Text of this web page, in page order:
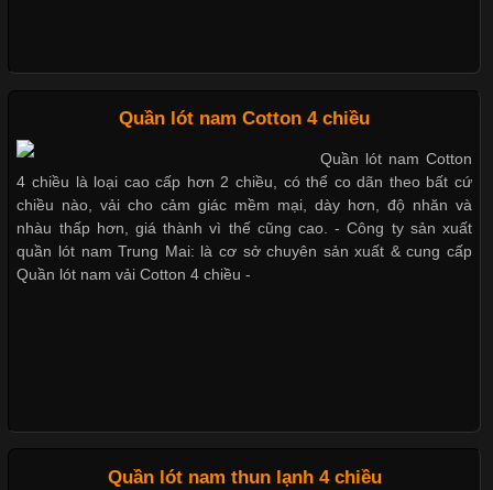
Chất Liệu Bamboo Xu Hướng Mới Trong Ngành Thời Trang
Cập nhật 2026-05-21 14:59:25
Trong những năm gần đây, vải Bamboo đang trở thành một
trong những chất liệu được yêu thích trong ngành thời trang
nhờ đặc tính mềm mại, thoáng khí và thân thiện với môi trường.
Không chỉ được ứng dụng trong quần áo thường ngày, loại vải
Cập nhật 2026-05-20 14:58:56
Xu hướng thời trang trẻ và quần lót nam giá sỉ
Giặt và bảo quản quần lót nam đúng cách
Những mẩu quần lót nam thông dụng hiện nay
Quần lót nam Cotton 4 chiều
Quần lót nam Cotton
4 chiều là loại cao cấp hơn 2 chiều, có thể co dãn theo bất cứ
chiều nào, vải cho cảm giác mềm mại, dày hơn, độ nhăn và
nhàu thấp hơn, giá thành vì thế cũng cao. - Công ty sản xuất
quần lót nam Trung Mai: là cơ sở chuyên sản xuất & cung cấp
Quần lót nam vải Cotton 4 chiều -
Quần lót nam thun lạnh 4 chiều